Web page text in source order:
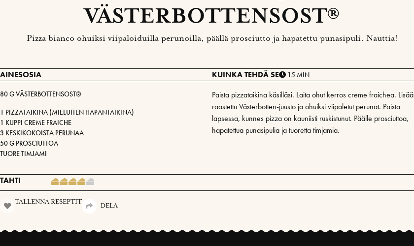
VÄSTERBOTTENSOST®
Pizza bianco ohuiksi viipaloiduilla perunoilla, päällä prosciutto ja hapatettu punasipuli. Nauttia!
AINESOSIA
80 G VÄSTERBOTTENSOST®
1 PIZZATAIKINA (MIELUITEN HAPANTAIKINA)
1 KUPPI CREME FRAICHE
3 KESKIKOKOISTA PERUNAA
50 G PROSCIUTTOA
TUORE TIMJAMI
KUINKA TEHDÄ SE 15 MIN
Paista pizzataikina käsilläsi. Laita ohut kerros creme fraichea. Lisää
raastettu Västerbotten-juusto ja ohuiksi viipaletut perunat. Paista
lapsessa, kunnes pizza on kauniisti ruskistunut. Päälle prosciuttoa,
hapatettua punasipulia ja tuoretta timjamia.
TAHTI
TALLENNA RESEPTIT
DELA